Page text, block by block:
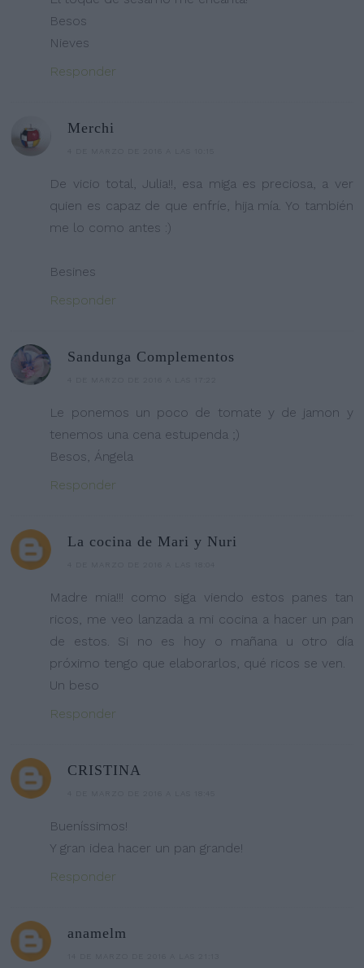
Besos
Nieves
Responder
Merchi
De vicio total, Julia!!, esa miga es preciosa, a ver
quien es capaz de que enfríe, hija mía. Yo también
me lo como antes :)
Besines
Responder
Sandunga Complementos
Le ponemos un poco de tomate y de jamon y
tenemos una cena estupenda ;)
Besos, Ángela
Responder
La cocina de Mari y Nuri
Madre mia!!! como siga viendo estos panes tan
ricos, me veo lanzada a mi cocina a hacer un pan
de estos. Si no es hoy o mañana u otro día
próximo tengo que elaborarlos, qué ricos se ven.
Un beso
Responder
CRISTINA
Bueníssimos!
Y gran idea hacer un pan grande!
Responder
anamelm